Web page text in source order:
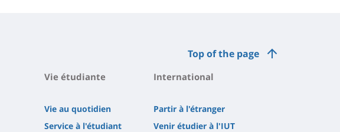
Top of the page
Vie étudiante
Vie au quotidien
Service à l'étudiant
International
Partir à l'étranger
Venir étudier à l'IUT